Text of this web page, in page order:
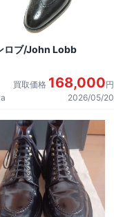
ロブ/John Lobb
買取価格 168,000円
2026/05/20